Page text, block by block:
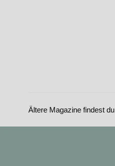
Ältere Magazine findest du